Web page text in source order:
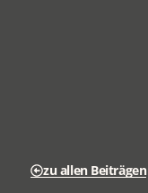
zu allen Beiträgen